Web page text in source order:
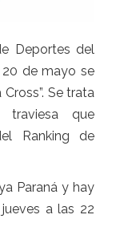
Deportes del
de mayo se
Se trata
que
Ranking de
Paraná y hay
a las 22